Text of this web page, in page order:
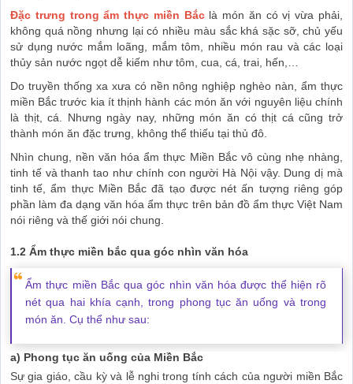
Đặc trưng trong ẩm thực miền Bắclà món ăn có vị vừa phải,
không quá nồng nhưng lại có nhiều màu sắc khá sặc sỡ, chủ yếu
sử dụng nước mắm loãng, mắm tôm, nhiều món rau và các loại
thủy sản nước ngọt dễ kiếm như tôm, cua, cá, trai, hến,…
Do truyền thống xa xưa có nền nông nghiệp nghèo nàn, ẩm thực
miền Bắc trước kia ít thịnh hành các món ăn với nguyên liệu chính
là thịt, cá. Nhưng ngày nay, những món ăn có thịt cá cũng trở
thành món ăn đặc trưng, không thể thiếu tại thủ đô.
Nhìn chung, nền văn hóa ẩm thực Miền Bắc vô cùng nhẹ nhàng,
tinh tế và thanh tao như chính con người Hà Nội vậy. Dung dị mà
tinh tế, ẩm thực Miền Bắc đã tạo được nét ấn tượng riêng góp
phần làm đa dạng văn hóa ẩm thực trên bản đồ ẩm thực Việt Nam
nói riêng và thế giới nói chung.
1.2 Ẩm thực miền bắc qua góc nhìn văn hóa
Ẩm thực miền Bắc qua góc nhìn văn hóa được thể hiện rõ
nét qua hai khía cạnh, trong phong tục ăn uống và trong
món ăn. Cụ thể như sau:
a) Phong tục ăn uống của Miền Bắc
Sự gia giáo, cầu kỳ và lễ nghi trong tính cách của người miền Bắc